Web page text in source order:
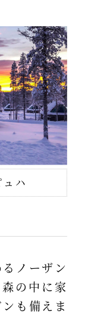
ハ
ノーザン
の中に家
も備えま